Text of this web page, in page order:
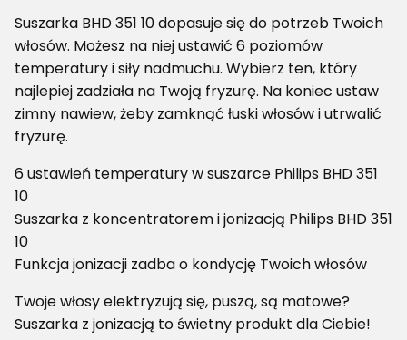
Suszarka BHD 351 10 dopasuje się do potrzeb Twoich
włosów. Możesz na niej ustawić 6 poziomów
temperatury i siły nadmuchu. Wybierz ten, który
najlepiej zadziała na Twoją fryzurę. Na koniec ustaw
zimny nawiew, żeby zamknąć łuski włosów i utrwalić
fryzurę.
6 ustawień temperatury w suszarce Philips BHD 351
10
Suszarka z koncentratorem i jonizacją Philips BHD 351
10
Funkcja jonizacji zadba o kondycję Twoich włosów
Twoje włosy elektryzują się, puszą, są matowe?
Suszarka z jonizacją to świetny produkt dla Ciebie!